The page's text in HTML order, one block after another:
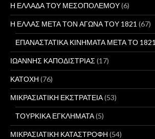
Η ΕΛΛΑΔΑ ΤΟΥ ΜΕΣΟΠΟΛΕΜΟΥ(6)
Η ΕΛΛΑΣ ΜΕΤΑ ΤΟΝ ΑΓΩΝΑ ΤΟΥ 1821 (67)
ΕΠΑΝΑΣΤΑΤΙΚΑ ΚΙΝΗΜΑΤΑ ΜΕΤΑ ΤΟ 1821
ΙΩΑΝΝΗΣ ΚΑΠΟΔΙΣΤΡΙΑΣ (17)
ΚΑΤΟΧΗ (76)
ΜΙΚΡΑΣΙΑΤΙΚΗ ΕΚΣΤΡΑΤΕΙΑ(53)
ΤΟΥΡΚΙΚΑ ΕΓΚΛΗΜΑΤΑ(5)
ΜΙΚΡΑΣΙΑΤΙΚΗ ΚΑΤΑΣΤΡΟΦΗ (54)